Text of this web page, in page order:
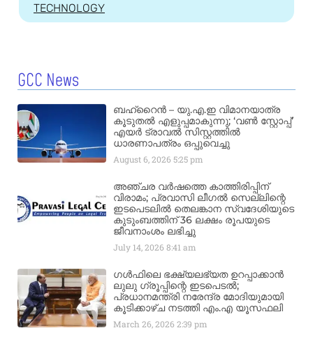
TECHNOLOGY
GCC News
ബഹ്‌റൈൻ – യു.എ.ഇ വിമാനയാത്ര
കൂടുതൽ എളുപ്പമാകുന്നു; ‘വൺ സ്റ്റോപ്പ്’
എയർ ട്രാവൽ സിസ്റ്റത്തിൽ
ധാരണാപത്രം ഒപ്പുവെച്ചു
August 6, 20265:25 pm
അഞ്ചര വർഷത്തെ കാത്തിരിപ്പിന്
വിരാമം; പ്രവാസി ലീഗൽ സെല്ലിന്റെ
ഇടപെടലിൽ തെലങ്കാന സ്വദേശിയുടെ
കുടുംബത്തിന് 36 ലക്ഷം രൂപയുടെ
ജീവനാംശം ലഭിച്ചു
July 14, 20268:41 am
ഗൾഫിലെ ഭക്ഷ്യലഭ്യത ഉറപ്പാക്കാൻ
ലുലു ഗ്രൂപ്പിന്റെ ഇടപെടൽ;
പ്രധാനമന്ത്രി നരേന്ദ്ര മോദിയുമായി
കൂടിക്കാഴ്ച നടത്തി എം.എ യൂസഫലി
March 26, 20262:39 pm